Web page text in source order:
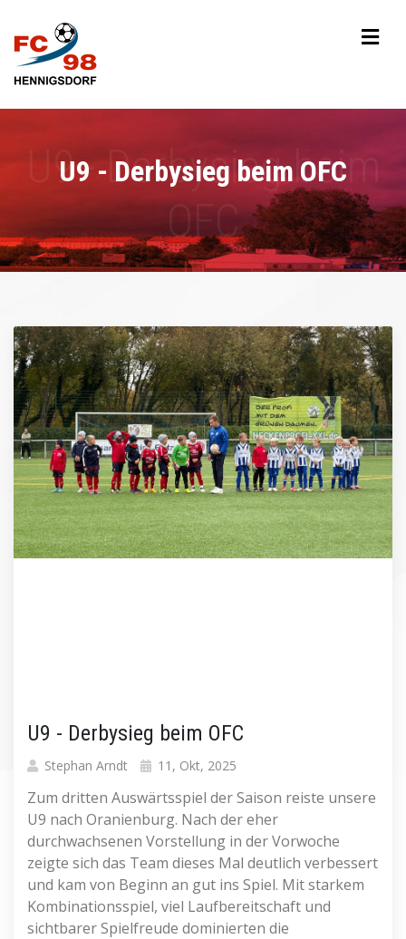
U9 - Derbysieg beim OFC
U9 - Derbysieg beim OFC
Stephan Arndt 11, Okt, 2025
Zum dritten Auswärtsspiel der Saison reiste unsere
U9 nach Oranienburg. Nach der eher
durchwachsenen Vorstellung in der Vorwoche
zeigte sich das Team dieses Mal deutlich verbessert
und kam von Beginn an gut ins Spiel. Mit starkem
Kombinationsspiel, viel Laufbereitschaft und
sichtbarer Spielfreude dominierten die